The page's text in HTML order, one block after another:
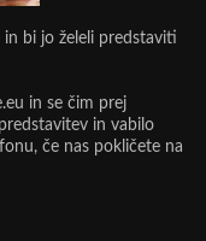
bi jo želeli predstaviti
in se čim prej
in vabilo
če nas pokličete na